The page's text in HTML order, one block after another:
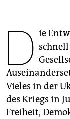
abo
genossenschaft
epaper login
D ie
Vieles in der
des Kriegs in
Freiheit,